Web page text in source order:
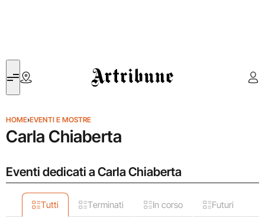
Artribune
HOME›EVENTI E MOSTRE
Carla Chiaberta
Eventi dedicati a Carla Chiaberta
Tutti Terminati In corso Futuri